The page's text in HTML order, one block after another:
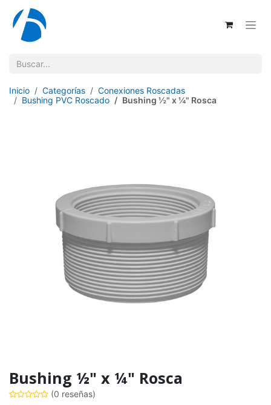
Ir al contenido
Inicio Categorías
Conexiones Roscadas
Bushing PVC Roscado
Bushing ½" x ¼" Rosca
Bushing ½" x ¼" Rosca
(0 reseñas)